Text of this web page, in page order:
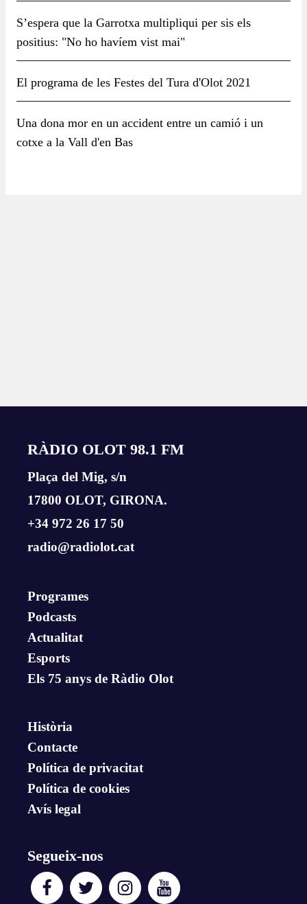
S’espera que la Garrotxa multipliqui per sis els
positius: "No ho havíem vist mai"
El programa de les Festes del Tura d'Olot 2021
Una dona mor en un accident entre un camió i un
cotxe a la Vall d'en Bas
RÀDIO OLOT 98.1 FM
Plaça del Mig, s/n
17800 OLOT, GIRONA.
+34 972 26 17 50
radio@radiolot.cat
Programes
Podcasts
Actualitat
Esports
Els 75 anys de Ràdio Olot
Història
Contacte
Política de privacitat
Política de cookies
Avís legal
Segueix-nos